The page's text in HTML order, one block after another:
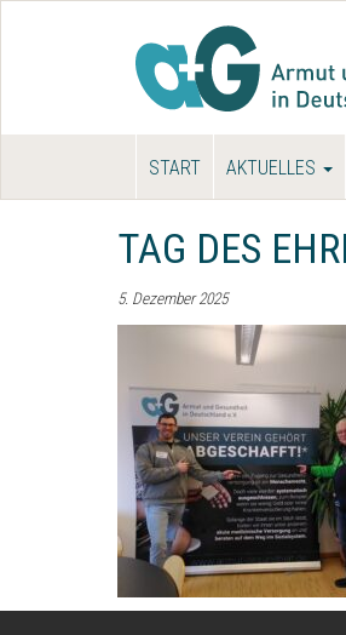
START AKTUELLES
TAG DES
5. Dezember 2025